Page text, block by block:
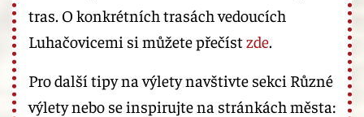
tras. O konkrétních trasách vedoucích
Luhačovicemi si můžete přečístzde.
Pro další tipy na výlety navštivte sekci Různé
výlety nebo se inspirujte na stránkách města: